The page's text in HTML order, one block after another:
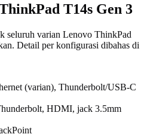
T14s Gen 3
seluruh varian Lenovo ThinkPad
Detail per konfigurasi dibahas di
(varian), Thunderbolt/USB-C
HDMI, jack 3.5mm